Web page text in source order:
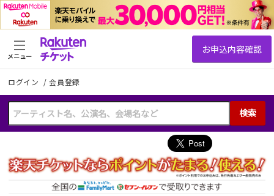
ログイン /会員登録
検索
メニュー